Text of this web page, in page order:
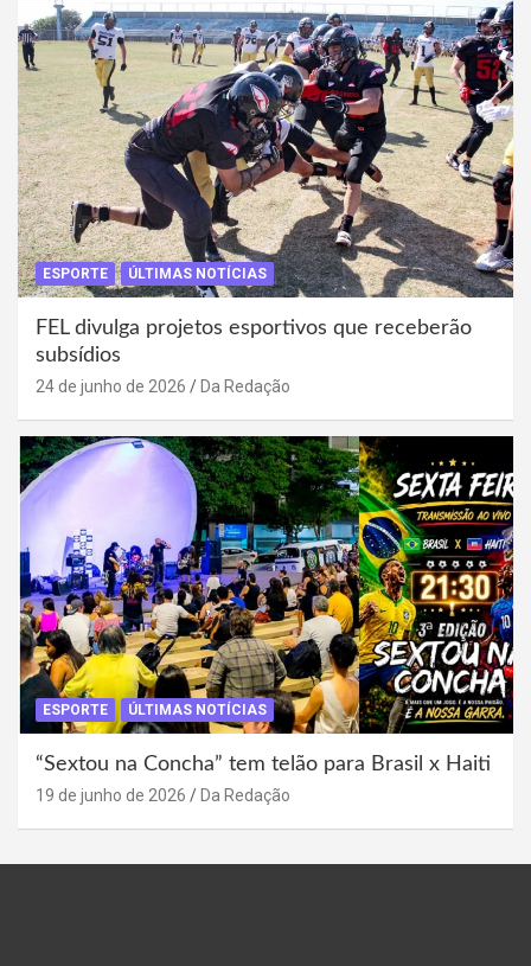
ESPORTE ÚLTIMAS NOTÍCIAS
FEL divulga projetos esportivos que receberão
subsídios
24 de junho de 2026 Da Redação
ESPORTE ÚLTIMAS NOTÍCIAS
“Sextou na Concha” tem telão para Brasil x Haiti
19 de junho de 2026 Da Redação